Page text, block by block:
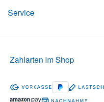
Service
Zahlarten im Shop